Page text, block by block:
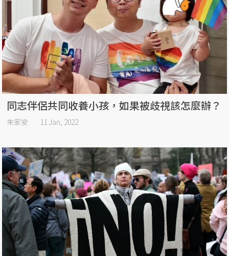
同志伴侶共同收養小孩，如果被歧視該怎麼辦？
朱家安 11 Jan, 2022